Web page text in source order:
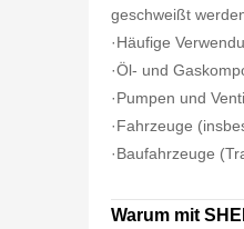
geschweißt
·Häufige
·Öl- und
·Pumpen und
·Fahrzeuge
·Baufahrzeuge
Warum mit